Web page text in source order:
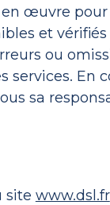
œuvre
et
ou
services. En
sa
site www.dsl.fr